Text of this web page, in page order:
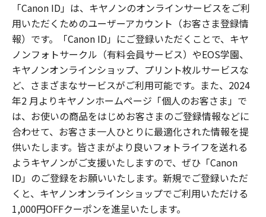
「Canon ID」は、キヤノンのオンラインサービスをご利
用いただくためのユーザーアカウント（お客さま登録情
報）です。「Canon ID」にご登録いただくことで、キヤ
ノンフォトサークル（有料会員サービス）やEOS学園、
キヤノンオンラインショップ、プリント枚ルサービスな
ど、さまざまなサービスがご利用可能です。また、2024
年2 月よりキヤノンホームページ「個人のお客さま」で
は、お使いの商品をはじめお客さまのご登録情報などに
合わせて、お客さま一人ひとりに最適化された情報を提
供いたします。皆さまがより良いフォトライフを送れる
ようキヤノンがご支援いたしますので、ぜひ「Canon
ID」のご登録をお願いいたします。新規でご登録いただ
くと、キヤノンオンラインショップでご利用いただける
1,000円OFFクーポンを進呈いたします。